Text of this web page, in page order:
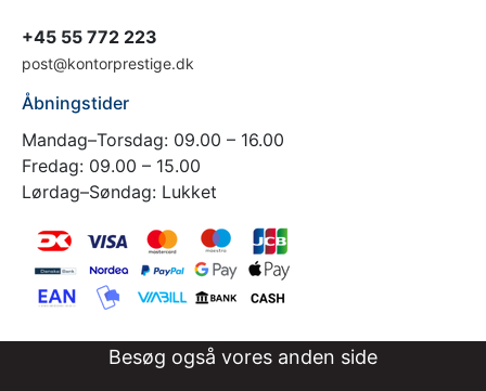
+45 55 772 223
post@kontorprestige.dk
Åbningstider
Mandag–Torsdag: 09.00 – 16.00
Fredag: 09.00 – 15.00
Lørdag–Søndag: Lukket
Besøg også vores anden side